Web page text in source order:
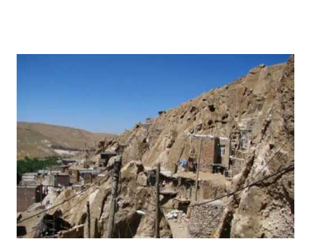
do granic absurdu, ta moc argumentów i kolorowa otoczka,
która sprawia, że już prawie uwierzyłeś, że Białoruś to w
istocie raj na ziemi. Wszystko to zmusiło mnie wręcz, by
pielgrzymować do miejsca poczęcia tej jedynej w swoim
rodzaju pieśni (lepszej niż patetyczny pop a'la Anastasiya
Vinnikova , lepszej nawet niż mroczny dwunastolatek Jura
Dymidowicz ). Musiałem odwiedzić legendarny Oktjabrskij.
Lenin w Oktjabrskim w stanie krytycznym, nie podchodzić
bliżej niż 15 metrów! ...